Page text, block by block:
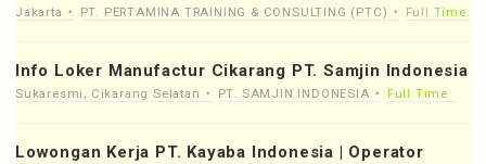
Jakarta PT. PERTAMINA TRAINING & CONSULTING (PTC) Full Time
Info Loker Manufactur Cikarang PT. Samjin Indonesia
Sukaresmi, Cikarang Selatan PT. SAMJIN INDONESIA Full Time
Lowongan Kerja PT. Kayaba Indonesia | Operator